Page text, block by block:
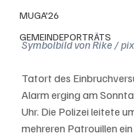
MUGA'26
GEMEINDEPORTRÄTS
Symbolbild von Rike /
Tatort des
Alarm erging am
Uhr. Die Polizei leitete
mehreren Patrouillen